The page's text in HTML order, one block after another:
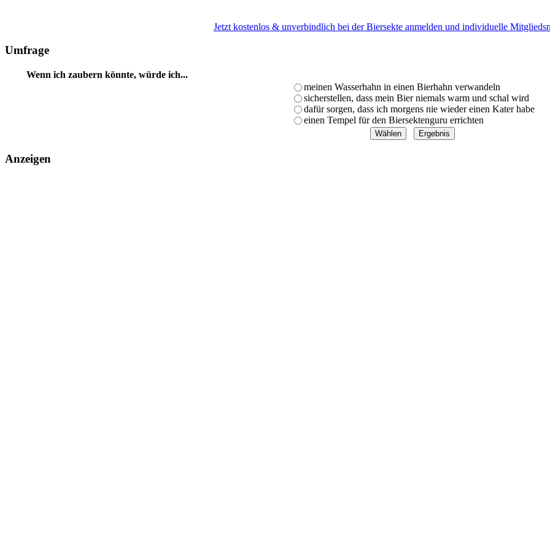
Jetzt kostenlos & unverbindlich bei der Biersekte anmelden und individuelle
Umfrage
Wenn ich zaubern könnte, würde ich...
meinen Wasserhahn in einen Bierhahn verwandeln
sicherstellen, dass mein Bier niemals warm und schal wird
dafür sorgen, dass ich morgens nie wieder einen Kater habe
einen Tempel für den Biersektenguru errichten
Anzeigen